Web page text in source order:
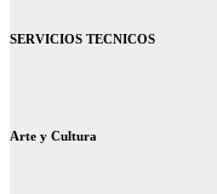
SERVICIOS TECNICOS
Arte y Cultura